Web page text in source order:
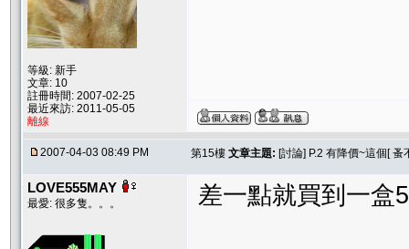
等級: 新手
文章: 10
註冊時間: 2007-02-25
最近來訪: 2011-05-05
離線
2007-04-03 08:49 PM 第15樓 文章主題: [討論] P.2 有降價~這個[
LOVE555MAY
最愛: 很多隻。。。 差一點就買到一盒